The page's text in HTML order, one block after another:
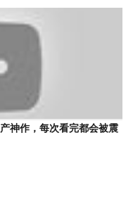
神作，每次看完都会被震